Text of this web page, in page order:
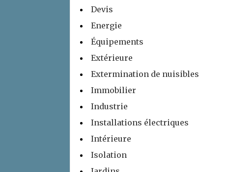
Devis
Energie
Équipements
Extérieure
Extermination de nuisibles
Immobilier
Industrie
Installations électriques
Intérieure
Isolation